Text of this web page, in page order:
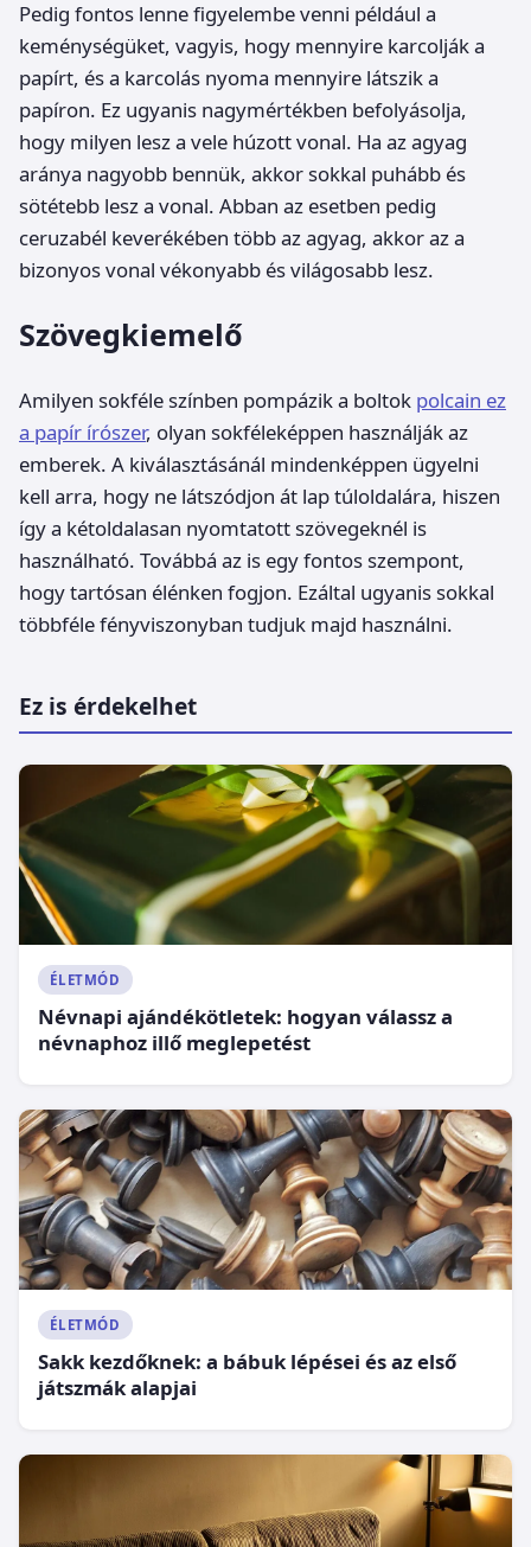
Pedig fontos lenne figyelembe venni például a
keménységüket, vagyis, hogy mennyire karcolják a
papírt, és a karcolás nyoma mennyire látszik a
papíron. Ez ugyanis nagymértékben befolyásolja,
hogy milyen lesz a vele húzott vonal. Ha az agyag
aránya nagyobb bennük, akkor sokkal puhább és
sötétebb lesz a vonal. Abban az esetben pedig
ceruzabél keverékében több az agyag, akkor az a
bizonyos vonal vékonyabb és világosabb lesz.
Szövegkiemelő
Amilyen sokféle színben pompázik a boltok polcain ez
a papír írószer, olyan sokféleképpen használják az
emberek. A kiválasztásánál mindenképpen ügyelni
kell arra, hogy ne látszódjon át lap túloldalára, hiszen
így a kétoldalasan nyomtatott szövegeknél is
használható. Továbbá az is egy fontos szempont,
hogy tartósan élénken fogjon. Ezáltal ugyanis sokkal
többféle fényviszonyban tudjuk majd használni.
Ez is érdekelhet
ÉLETMÓD
Névnapi ajándékötletek: hogyan válassz a
névnaphoz illő meglepetést
ÉLETMÓD
Sakk kezdőknek: a bábuk lépései és az első
játszmák alapjai